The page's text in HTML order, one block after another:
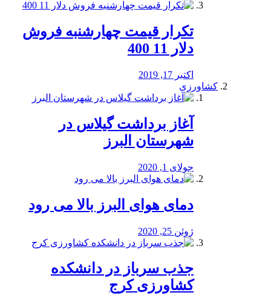
تکرار قیمت چهارشنبه فروش
دلار 11 400
اکتبر 17, 2019
کشاورزی
آغاز برداشت گیلاس در
شهرستان البرز
جولای 1, 2020
دمای هوای البرز بالا می رود
ژوئن 25, 2020
جذب سرباز در دانشکده
کشاورزی کرج